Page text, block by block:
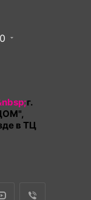
г.
в ТЦ